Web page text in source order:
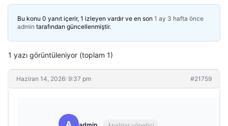
Bu konu 0 yanıt içerir, 1 izleyen vardır ve en son 1 ay 3 hafta önce
admin tarafından güncellenmiştir.
1 yazı görüntüleniyor (toplam 1)
Haziran 14, 2026: 9:37 pm #21759
A